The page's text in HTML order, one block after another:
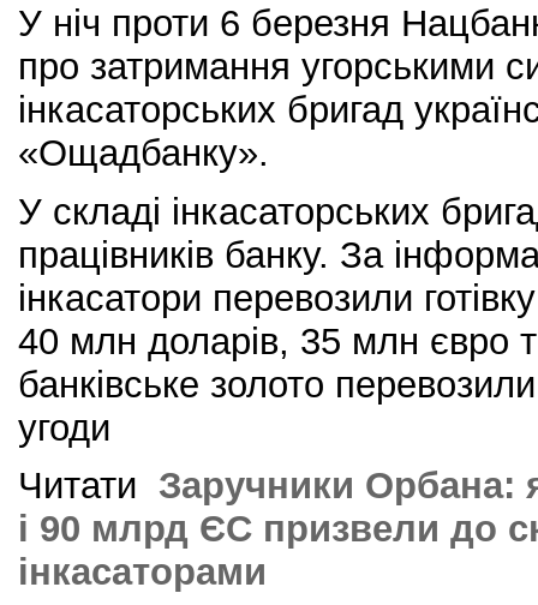
У ніч проти 6 березня
про затримання угорськими
інкасаторських бригад
«Ощадбанку».
У складі інкасаторських
працівників банку. За
інкасатори перевозили
40 млн доларів, 35 млн євро
банківське золото
угоди
Читати Заручники Орбана:
і 90 млрд ЄС призвели до
інкасаторами